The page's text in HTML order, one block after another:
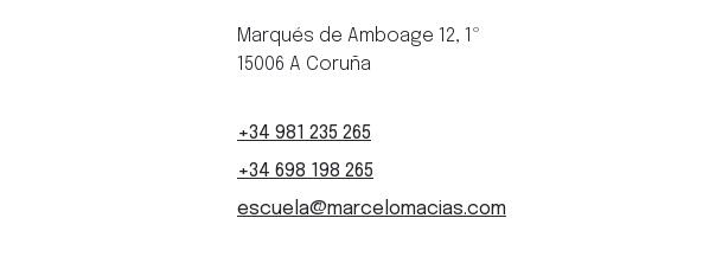
Marqués de Amboage 12, 1º
15006 A Coruña
+34 981 235 265
+34 698 198 265
escuela@marcelomacias.com